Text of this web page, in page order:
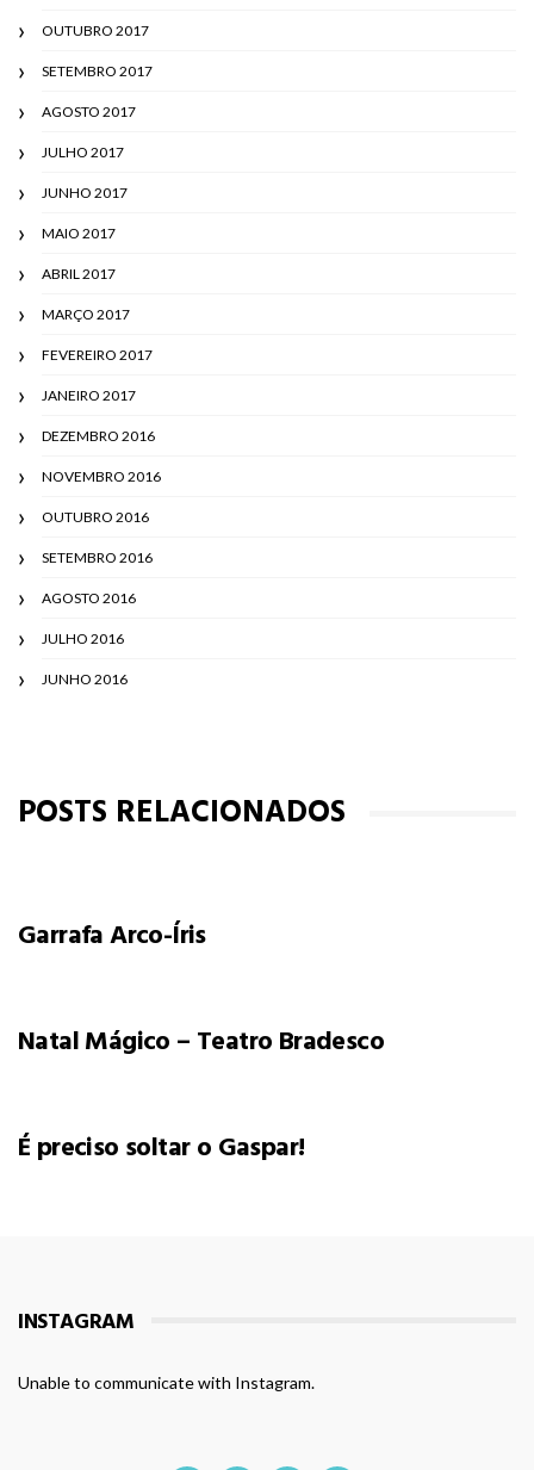
OUTUBRO 2017
SETEMBRO 2017
AGOSTO 2017
JULHO 2017
JUNHO 2017
MAIO 2017
ABRIL 2017
MARÇO 2017
FEVEREIRO 2017
JANEIRO 2017
DEZEMBRO 2016
NOVEMBRO 2016
OUTUBRO 2016
SETEMBRO 2016
AGOSTO 2016
JULHO 2016
JUNHO 2016
POSTS RELACIONADOS
Garrafa Arco-Íris
Natal Mágico – Teatro Bradesco
É preciso soltar o Gaspar!
INSTAGRAM
Unable to communicate with Instagram.